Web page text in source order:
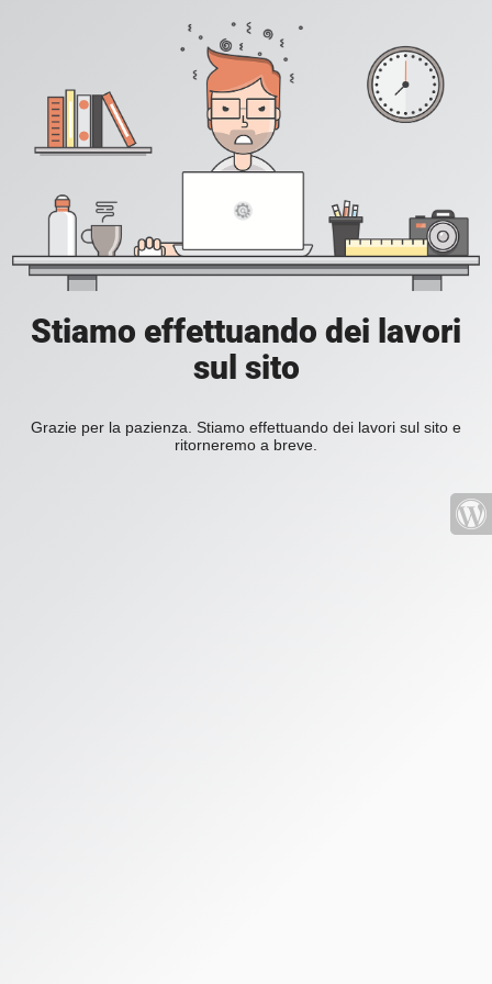
Stiamo effettuando dei lavori
sul sito
Grazie per la pazienza. Stiamo effettuando dei lavori sul sito e
ritorneremo a breve.